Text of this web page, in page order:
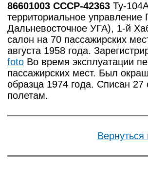
86601003 CCCP-42363Ту-
территориальное
Дальневосточное УГА), 1-й
салон на 70 пассажирских
августа 1958 года.
fotoВо время эксплуатации
пассажирских мест. Был
образца 1974 года. Списан 27
полетам.
Вернуться